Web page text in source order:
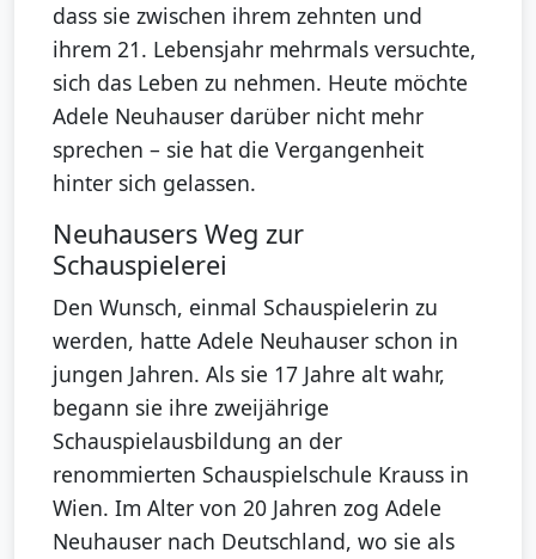
dass sie zwischen ihrem zehnten und
ihrem 21. Lebensjahr mehrmals versuchte,
sich das Leben zu nehmen. Heute möchte
Adele Neuhauser darüber nicht mehr
sprechen – sie hat die Vergangenheit
hinter sich gelassen.
Neuhausers Weg zur
Schauspielerei
Den Wunsch, einmal Schauspielerin zu
werden, hatte Adele Neuhauser schon in
jungen Jahren. Als sie 17 Jahre alt wahr,
begann sie ihre zweijährige
Schauspielausbildung an der
renommierten Schauspielschule Krauss in
Wien. Im Alter von 20 Jahren zog Adele
Neuhauser nach Deutschland, wo sie als